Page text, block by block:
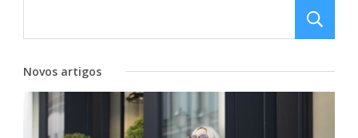
Novos artigos